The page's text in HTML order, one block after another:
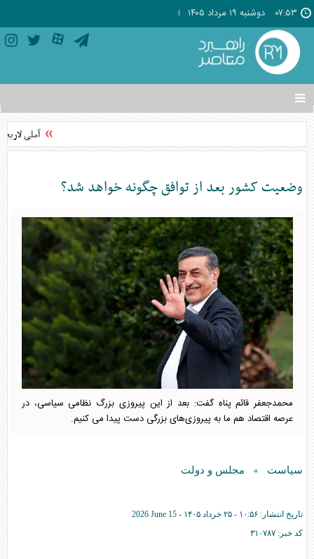
۰۷:۵۳ دوشنبه ۱۹ مرداد ۱۴۰۵
تغییر
وضعیت
منوی
ها
آملی
وضعیت کشور بعد از توافق چگونه خواهد شد؟
محمدجعفر قائم پناه گفت: بعد از این پیروزی بزرگ نظامی سیاسی، در
عرصه اقتصاد هم ما به پیروزی‌های بزرگی دست پیدا می کنیم.
سیاست » مجلس و دولت
تاریخ انتشار: ۱۰:۵۶ - ۲۵ خرداد ۱۴۰۵ -
2026 June 15
کد خبر: ۳۱۰۷۸۷